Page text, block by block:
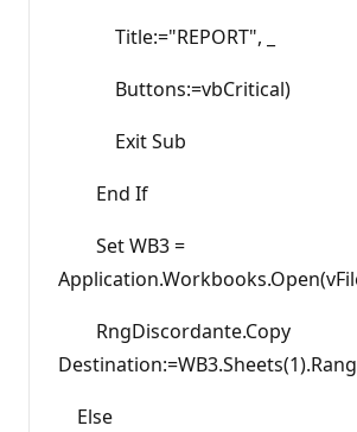
Title:="REPORT", _
Buttons:=vbCritical)
Exit Sub
End If
Set WB3 =
RngDiscordante.Copy
Else